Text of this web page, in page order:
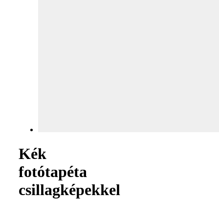
Kék
fotótapéta
csillagképekkel